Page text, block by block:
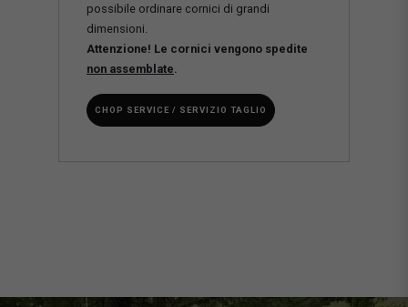
possibile ordinare cornici di grandi
dimensioni.
Attenzione! Le cornici vengono spedite
non assemblate
CHOP SERVICE / SERVIZIO TAGLIO